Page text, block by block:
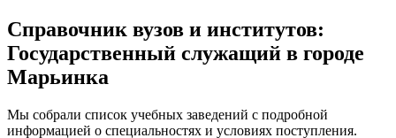
Справочник вузов и институтов:
Государственный служащий в городе
Марьинка
Мы собрали список учебных заведений с подробной
информацией о специальностях и условиях поступления.